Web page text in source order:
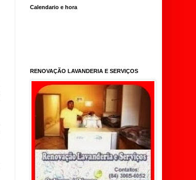
Calendario e hora
RENOVAÇÃO LAVANDERIA E SERVIÇOS